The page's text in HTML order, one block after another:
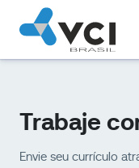
Trabaje
Envie seu currículo